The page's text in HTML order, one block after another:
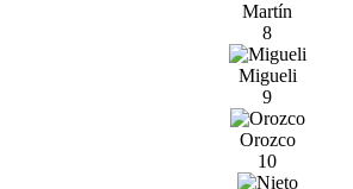
Martín
8
Migueli
9
Orozco
10